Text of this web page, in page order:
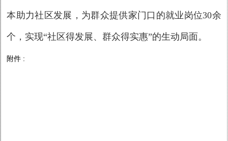
本助力社区发展，为群众提供家门口的就业岗位30余
个，实现“社区得发展、群众得实惠”的生动局面。
附件 :